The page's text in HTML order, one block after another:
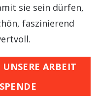
sie sein dürfen,
faszinierend
ARBEIT